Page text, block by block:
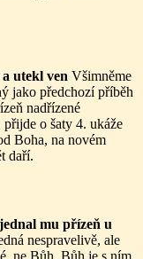
utekl ven Všimněme
jako předchozí příběh
nadřízené
o šaty 4. ukáže
Boha, na novém
daří.
mu přízeň u
nespravelivě, ale